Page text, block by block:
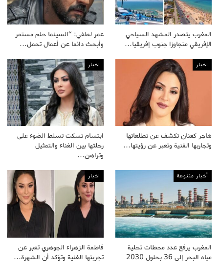
المغرب يتصدر المشهد السياحي
الإفريقي متجاوزا جنوب إفريقيا…
عمر لطفي: “السينما حلم مستمر
وأبحث دائما عن أعمال تحمل…
اخبار
هاجر كعنان تكشف عن تطلعاتها
وتجاربها الفنية وتعبر عن رؤيتها…
اخبار
ابتسام تسكت تسلط الضوء على
رحلتها بين الغناء والتمثيل
وتراهن…
أخبار متنوعة
المغرب يرفع عدد محطات تحلية
مياه البحر إلى 36 بحلول 2030
اخبار
فاطمة الزهراء الجوهري تعبر عن
تجربتها الفنية وتؤكد أن الشهرة…